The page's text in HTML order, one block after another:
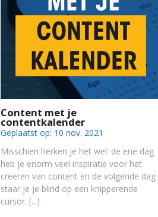
Content met je
contentkalender
Geplaatst op: 10 nov. 2021
Misschien herken je het wel: de ene dag
heb je enorm veel inspiratie voor het
creëren van content en de volgende dag
staar je je blind op een knipperende
cursor.